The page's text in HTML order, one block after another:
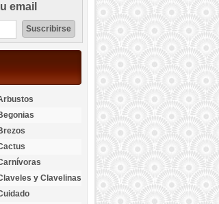
email
y Clavelinas